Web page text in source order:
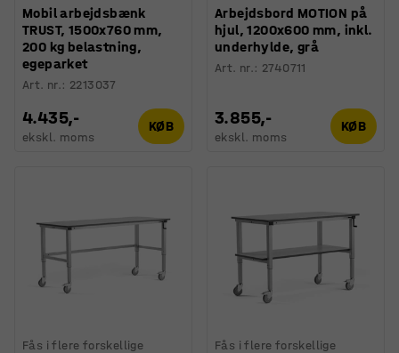
Mobil arbejdsbænk
TRUST, 1500x760 mm,
200 kg belastning,
egeparket
Art. nr.: 2213037
4.435,-
ekskl. moms
KØB
Arbejdsbord MOTION på
hjul, 1200x600 mm, inkl.
underhylde, grå
Art. nr.: 2740711
3.855,-
ekskl. moms
KØB
Fås i flere forskellige Fås i flere forskellige